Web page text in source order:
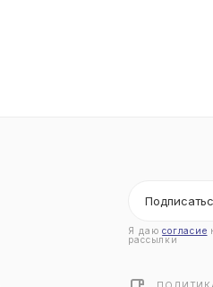
Я даюсогласие
рассылки